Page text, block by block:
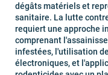
dégâts matériels et
sanitaire. La lutte
requiert une approche
comprenant
infestées, l'utilisation
électroniques, et